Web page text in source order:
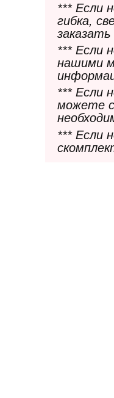
*** Если
гибка,
заказать
*** Если
нашими
*** Если
можете
*** Если